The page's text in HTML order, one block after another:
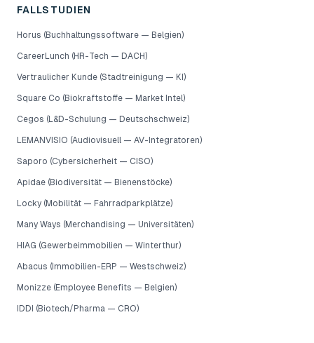
FALLSTUDIEN
Horus (Buchhaltungssoftware — Belgien)
CareerLunch (HR-Tech — DACH)
Vertraulicher Kunde (Stadtreinigung — KI)
Square Co (Biokraftstoffe — Market Intel)
Cegos (L&D-Schulung — Deutschschweiz)
LEMANVISIO (Audiovisuell — AV-Integratoren)
Saporo (Cybersicherheit — CISO)
Apidae (Biodiversität — Bienenstöcke)
Locky (Mobilität — Fahrradparkplätze)
Many Ways (Merchandising — Universitäten)
HIAG (Gewerbeimmobilien — Winterthur)
Abacus (Immobilien-ERP — Westschweiz)
Monizze (Employee Benefits — Belgien)
IDDI (Biotech/Pharma — CRO)